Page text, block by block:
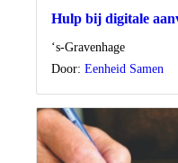
Hulp bij digitale
Locatie
‘s-Gravenhage
Door: Eenheid Samen